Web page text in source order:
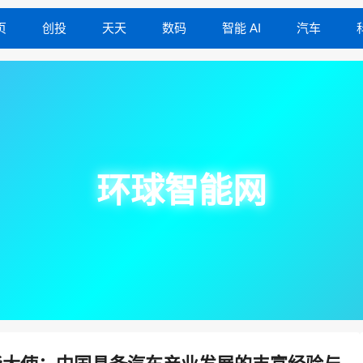
创投 天天 数码 智能 AI 汽车
环球智能网